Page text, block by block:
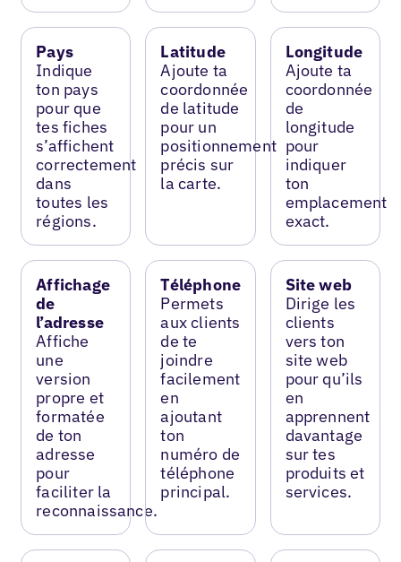
Pays
Indique
ton pays
pour que
tes fiches
s’affichent
correctement
dans
toutes les
régions.
Latitude
Ajoute ta
coordonnée
de latitude
pour un
positionnement
précis sur
la carte.
Longitude
Ajoute ta
coordonnée
de
longitude
pour
indiquer
ton
emplacement
exact.
Affichage
de
l’adresse
Affiche
une
version
propre et
formatée
de ton
adresse
pour
faciliter la
reconnaissance.
Téléphone
Permets
aux clients
de te
joindre
facilement
en
ajoutant
ton
numéro de
téléphone
principal.
Site web
Dirige les
clients
vers ton
site web
pour qu’ils
en
apprennent
davantage
sur tes
produits et
services.